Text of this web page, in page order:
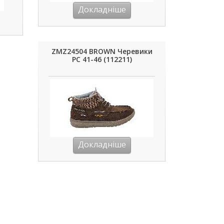
Докладніше
ZMZ24504 BROWN Черевики
РС 41-46 (112211)
Докладніше